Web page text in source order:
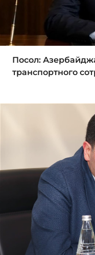
Посол:
транспортного